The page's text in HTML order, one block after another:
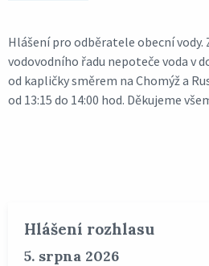
Hlášení pro odběratele obecní vody.
vodovodního řadu nepoteče voda v
od kapličky směrem na Chomýž a
od 13:15 do 14:00 hod. Děkujeme
Hlášení rozhlasu
5. srpna 2026